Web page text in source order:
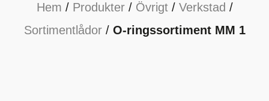
Hem / Produkter/ Övrigt/ Verkstad /
Sortimentlådor/ O-ringssortiment MM 1